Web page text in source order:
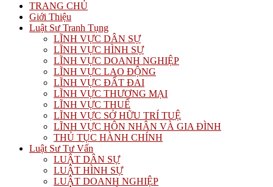
TRANG CHỦ
Giới Thiệu
Luật Sư Tranh Tụng
LĨNH VỰC DÂN SỰ
LĨNH VỰC HÌNH SỰ
LĨNH VỰC DOANH NGHIỆP
LĨNH VỰC LAO ĐỘNG
LĨNH VỰC ĐẤT ĐAI
LĨNH VỰC THƯƠNG MẠI
LĨNH VỰC THUẾ
LĨNH VỰC SỞ HỮU TRÍ TUỆ
LĨNH VỰC HÔN NHÂN VÀ GIA ĐÌNH
THỦ TỤC HÀNH CHÍNH
Luật Sư Tư Vấn
LUẬT DÂN SỰ
LUẬT HÌNH SỰ
LUẬT DOANH NGHIỆP